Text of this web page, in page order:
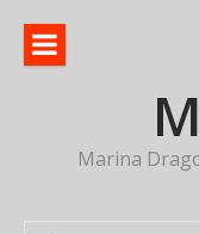
Marina